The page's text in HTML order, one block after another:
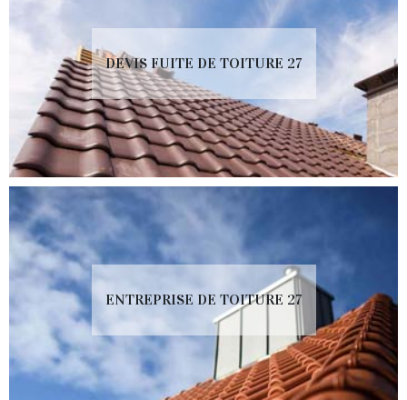
DEVIS FUITE DE TOITURE 27
ENTREPRISE DE TOITURE 27